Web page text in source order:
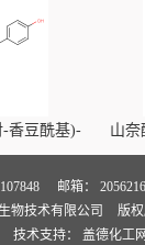
-香豆酰基)-
3-O-
beta-D-
61-4
山奈
萄
邮箱：
物技术有限公司
版
技术支持： 盖德化工网